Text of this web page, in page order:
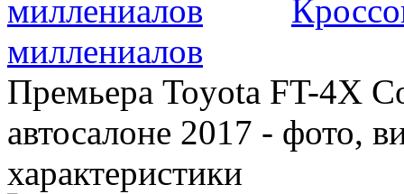
миллениалов
Премьера Toyota FT-4X
автосалоне 2017 - фото,
характеристики